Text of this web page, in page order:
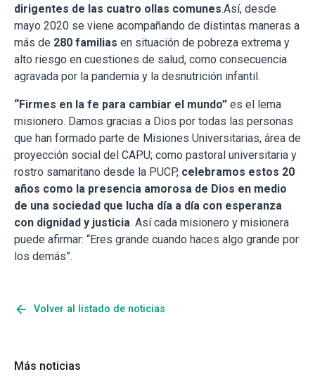
dirigentes de las cuatro ollas comunes.Así, desde
mayo 2020 se viene acompañando de distintas maneras a
más de 280 familias en situación de pobreza extrema y
alto riesgo en cuestiones de salud, como consecuencia
agravada por la pandemia y la desnutrición infantil.
“Firmes en la fe para cambiar el mundo” es el lema
misionero. Damos gracias a Dios por todas las personas
que han formado parte de Misiones Universitarias, área de
proyección social del CAPU; como pastoral universitaria y
rostro samaritano desde la PUCP, celebramos estos 20
años como la presencia amorosa de Dios en medio
de una sociedad que lucha día a día con esperanza
con dignidad y justicia. Así cada misionero y misionera
puede afirmar: “Eres grande cuando haces algo grande por
los demás”.
arrow_back Volver al listado de noticias
Más noticias